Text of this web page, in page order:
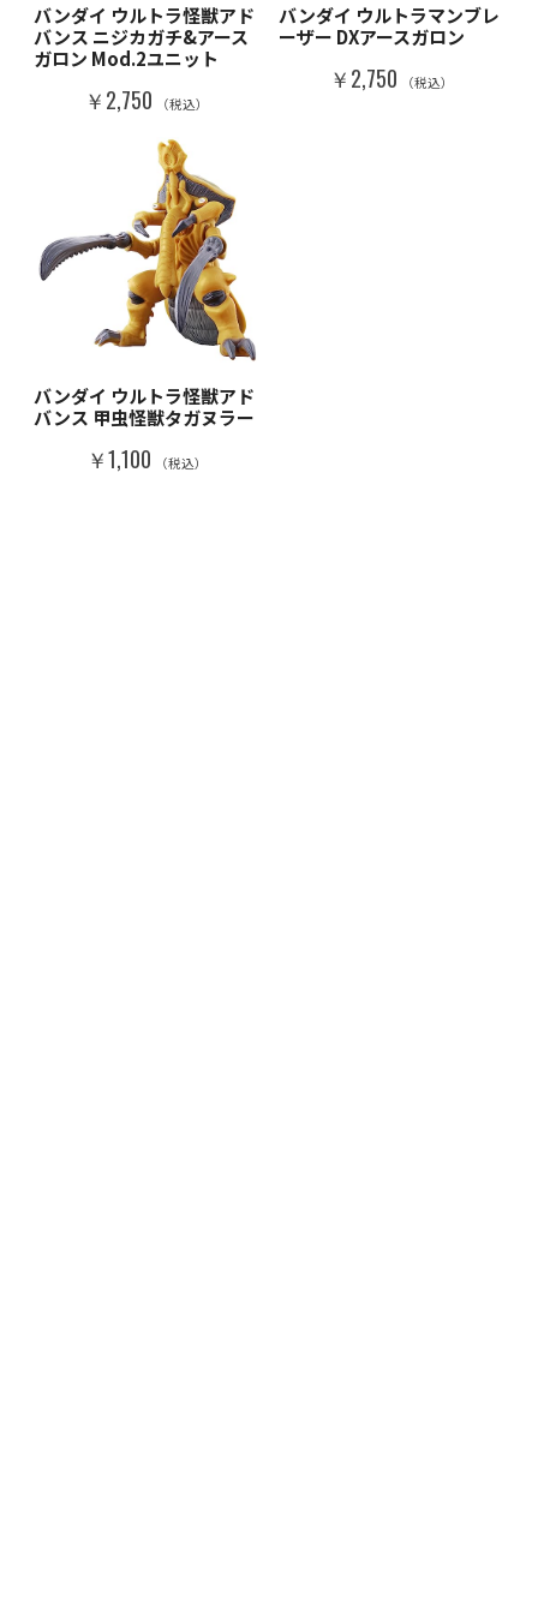
バンダイ ウルトラ怪獣アド
バンス ニジカガチ&アース
ガロン Mod.2ユニット
￥2,750 （税込）
バンダイ ウルトラマンブレ
ーザー DXアースガロン
￥2,750 （税込）
バンダイ ウルトラ怪獣アド
バンス 甲虫怪獣タガヌラー
￥1,100 （税込）